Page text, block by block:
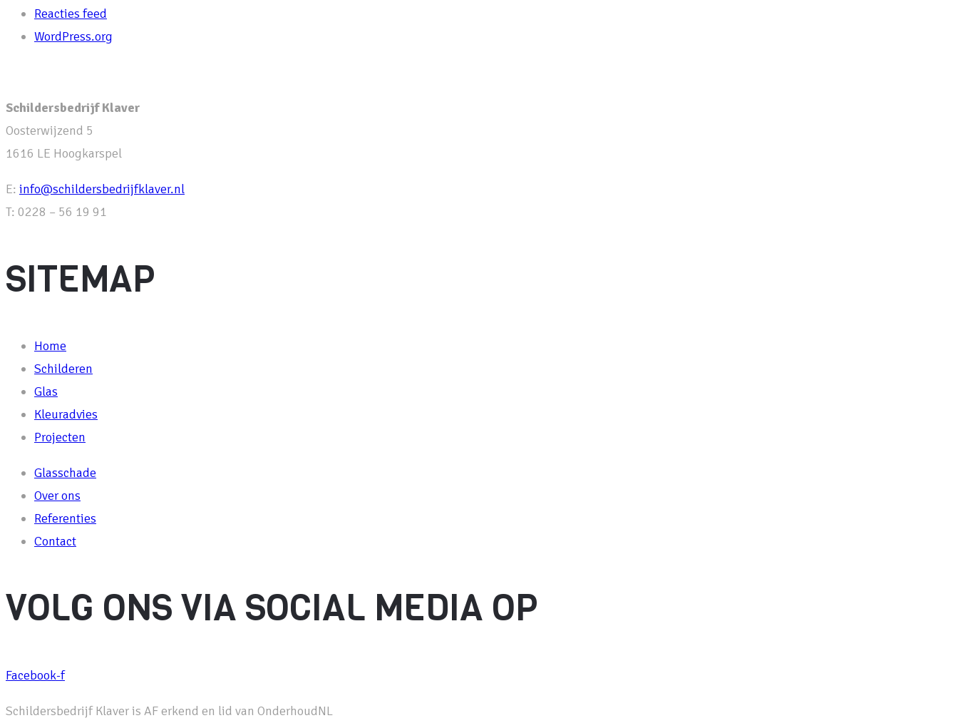
Reacties feed
WordPress.org
Schildersbedrijf Klaver
Oosterwijzend 5
1616 LE Hoogkarspel
E: info@schildersbedrijfklaver.nl
T: 0228 – 56 19 91
SITEMAP
Home
Schilderen
Glas
Kleuradvies
Projecten
Glasschade
Over ons
Referenties
Contact
VOLG ONS VIA SOCIAL MEDIA OP
Facebook-f
Schildersbedrijf Klaver is AF erkend en lid van OnderhoudNL